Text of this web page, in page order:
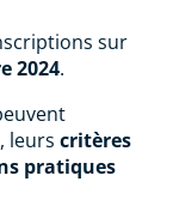
sur
2024.
, leurs critères
pratiques